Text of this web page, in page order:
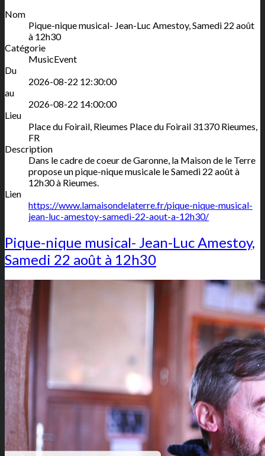
Nom
Pique-nique musical- Jean-Luc Amestoy, Samedi 22 août
à 12h30
Catégorie
MusicEvent
Du
2026-08-22 12:30:00
au
2026-08-22 14:00:00
Lieu
Place du Foirail, Rieumes Place du Foirail 31370 Rieumes,
FR
Description
Dans le cadre de coeur de Garonne, la Maison de le Terre
propose un pique-nique musicale le Samedi 22 août à
12h30 à Rieumes.
Lien
https://www.lamaisondelaterre.fr/pique-nique-musical-
jean-luc-amestoy-samedi-22-aout-a-12h30/
Pique-nique musical- Jean-Luc Amestoy,
Samedi 22 août à 12h30